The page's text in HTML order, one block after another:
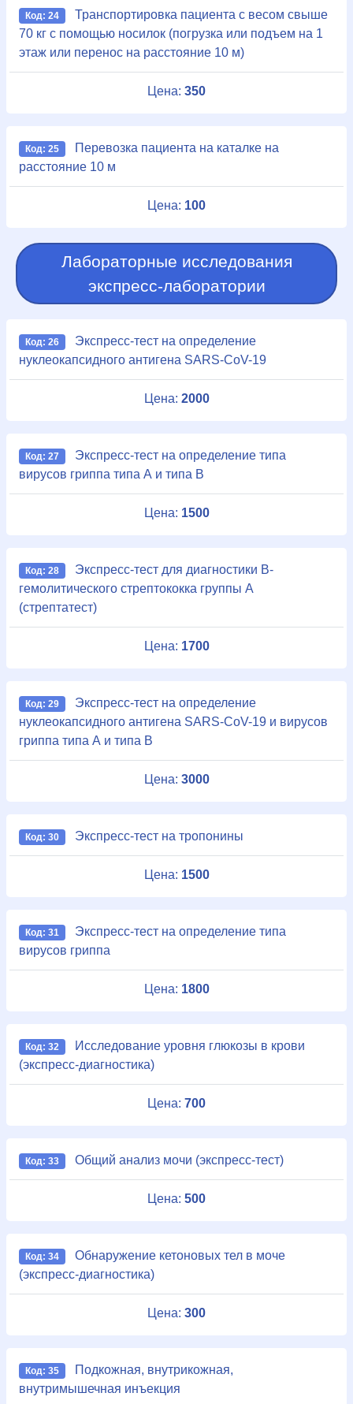
Код: 24
Транспортировка пациента с весом свыше
70 кг с помощью носилок (погрузка или подъем на 1
этаж или перенос на расстояние 10 м)
Цена: 350
Код: 25
Перевозка пациента на каталке на
расстояние 10 м
Цена: 100
Лабораторные исследования
экспресс-лаборатории
Код: 26
Экспресс-тест на определение
нуклеокапсидного антигена SARS-CoV-19
Цена: 2000
Код: 27
Экспресс-тест на определение типа
вирусов гриппа типа А и типа В
Цена: 1500
Код: 28
Экспресс-тест для диагностики В-
гемолитического стрептококка группы А
(стрептатест)
Цена: 1700
Код: 29
Экспресс-тест на определение
нуклеокапсидного антигена SARS-CoV-19 и вирусов
гриппа типа А и типа В
Цена: 3000
Код: 30 Экспресс-тест на тропонины
Цена: 1500
Код: 31
Экспресс-тест на определение типа
вирусов гриппа
Цена: 1800
Код: 32
Исследование уровня глюкозы в крови
(экспресс-диагностика)
Цена: 700
Код: 33 Общий анализ мочи (экспресс-тест)
Цена: 500
Код: 34
Обнаружение кетоновых тел в моче
(экспресс-диагностика)
Цена: 300
Код: 35
Подкожная, внутрикожная,
внутримышечная инъекция